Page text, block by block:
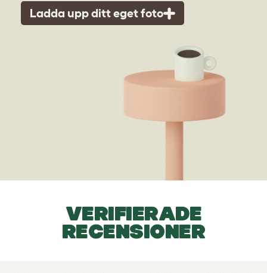
Ladda upp ditt eget foto
VERIFIERADE
RECENSIONER